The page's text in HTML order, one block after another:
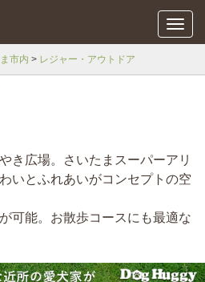
メ
ニ
市内 レジャー・アウトドア
き広場。さいたまスーパーアリ
いとふれあいがコンセプトの空
可能。お散歩コースにも最適な